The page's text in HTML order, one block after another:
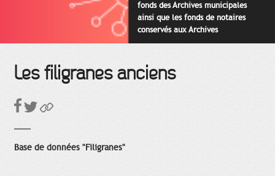
fonds des Archives municipales
ainsi que les fonds de notaires
conservés aux Archives
départementales pour cette
Les filigranes anciens
Base de données "Filigranes"